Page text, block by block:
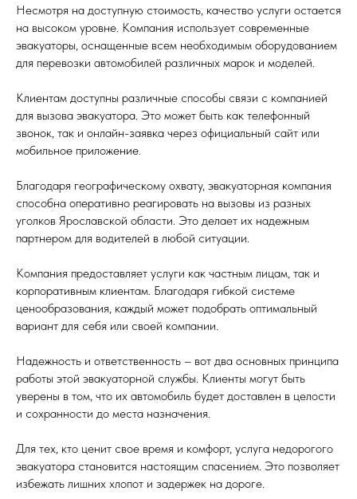
Несмотря на доступную стоимость, качество услуги остается
на высоком уровне. Компания использует современные
эвакуаторы, оснащенные всем необходимым оборудованием
для перевозки автомобилей различных марок и моделей.
Клиентам доступны различные способы связи с компанией
для вызова эвакуатора. Это может быть как телефонный
звонок, так и онлайн-заявка через официальный сайт или
мобильное приложение.
Благодаря географическому охвату, эвакуаторная компания
способна оперативно реагировать на вызовы из разных
уголков Ярославской области. Это делает их надежным
партнером для водителей в любой ситуации.
Компания предоставляет услуги как частным лицам, так и
корпоративным клиентам. Благодаря гибкой системе
ценообразования, каждый может подобрать оптимальный
вариант для себя или своей компании.
Надежность и ответственность – вот два основных принципа
работы этой эвакуаторной службы. Клиенты могут быть
уверены в том, что их автомобиль будет доставлен в целости
и сохранности до места назначения.
Для тех, кто ценит свое время и комфорт, услуга недорогого
эвакуатора становится настоящим спасением. Это позволяет
избежать лишних хлопот и задержек на дороге.